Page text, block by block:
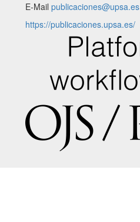
E-Mail publicaciones@upsa.es
https://publicaciones.upsa.es/